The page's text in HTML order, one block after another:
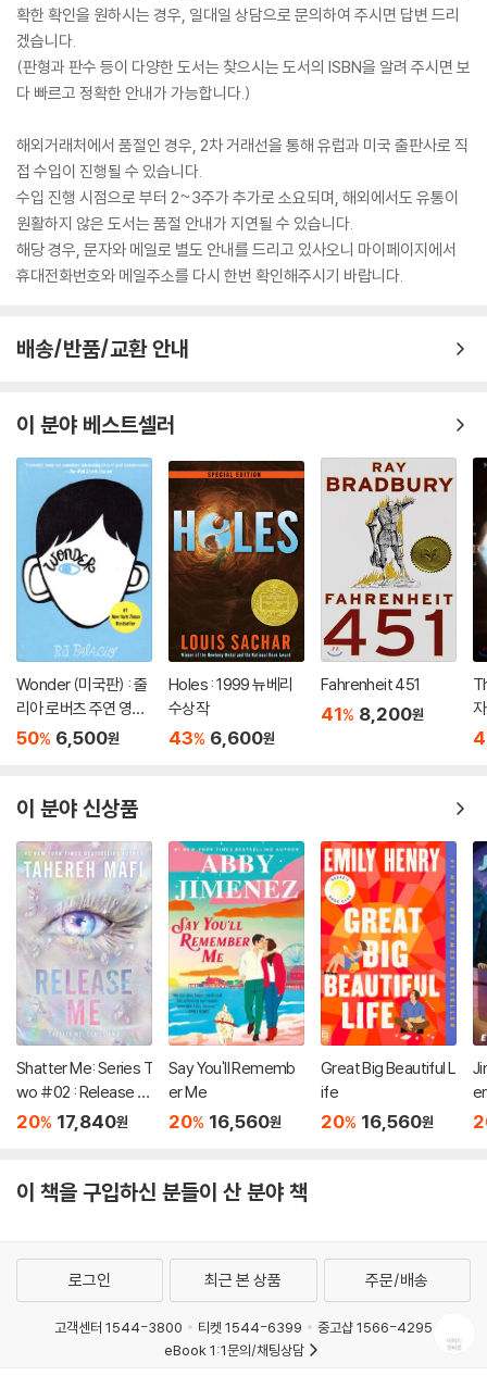
확한 확인을 원하시는 경우, 일대일 상담으로 문의하여 주시면 답변 드리
겠습니다.
(판형과 판수 등이 다양한 도서는 찾으시는 도서의 ISBN을 알려 주시면 보
다 빠르고 정확한 안내가 가능합니다.)
해외거래처에서 품절인 경우, 2차 거래선을 통해 유럽과 미국 출판사로 직
접 수입이 진행될 수 있습니다.
수입 진행 시점으로 부터 2~3주가 추가로 소요되며, 해외에서도 유통이
원활하지 않은 도서는 품절 안내가 지연될 수 있습니다.
해당 경우, 문자와 메일로 별도 안내를 드리고 있사오니 마이페이지에서
휴대전화번호와 메일주소를 다시 한번 확인해주시기 바랍니다.
배송/반품/교환 안내
이 분야 베스트셀러
Wonder (미국판) : 줄
리아 로버츠 주연 영화
'원더' 원작 소설
50% 6,500원
Holes : 1999 뉴베리
수상작
43% 6,600원
Fahrenheit 451
41% 8,200원
자
이 분야 신상품
Shatter Me: Series T
wo #02 : Release M
e
20% 17,840원
Say You'll Rememb
er Me
20% 16,560원
Great Big Beautiful L
ife
20% 16,560원
이 책을 구입하신 분들이 산 분야 책
로그인 최근 본 상품 주문/배송
고객센터 1544-3800 티켓 1544-6399
중고샵 1566-4295
eBook 1:1문의/채팅상담